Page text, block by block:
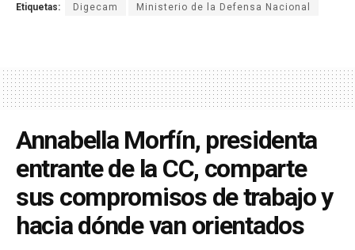
Etiquetas: Digecam Ministerio de la Defensa Nacional
Annabella Morfín, presidenta
entrante de la CC, comparte
sus compromisos de trabajo y
hacia dónde van orientados